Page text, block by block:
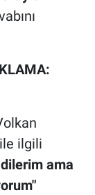
ilgili
dilerim ama